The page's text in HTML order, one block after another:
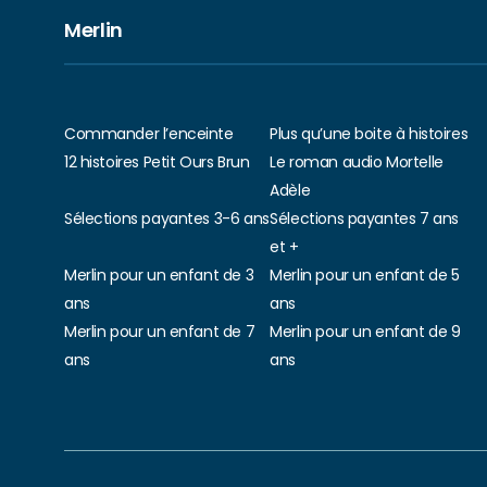
Merlin
Commander l’enceinte
Plus qu’une boite à histoires
12 histoires Petit Ours Brun
Le roman audio Mortelle
Adèle
Sélections payantes 3-6 ansSélections payantes 7 ans
et +
Merlin pour un enfant de 3
ans
Merlin pour un enfant de 5
ans
Merlin pour un enfant de 7
ans
Merlin pour un enfant de 9
ans